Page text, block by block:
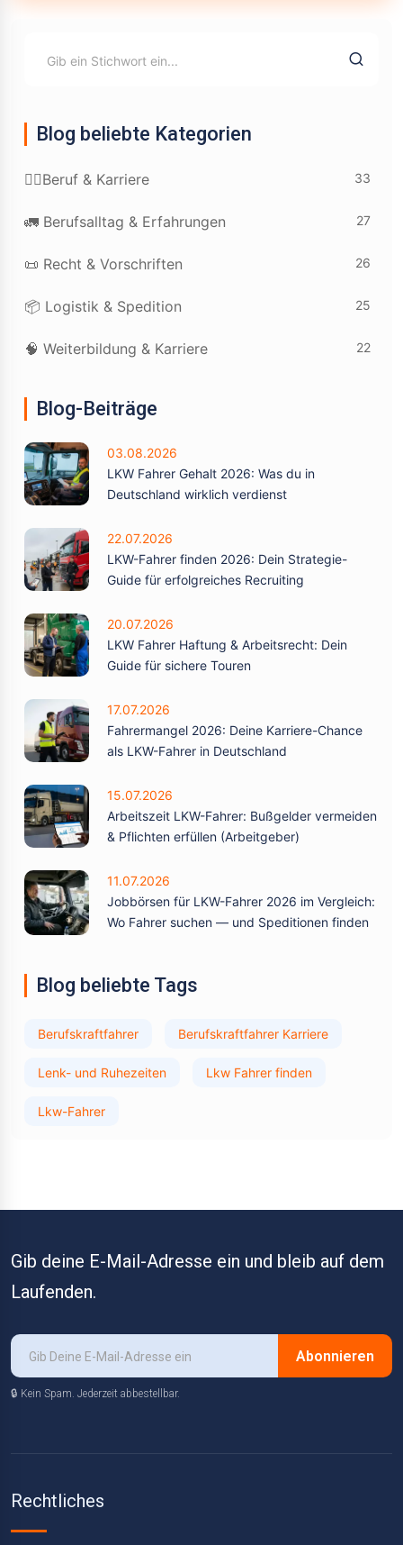
Blog beliebte Kategorien
👷‍♂️Beruf & Karriere 33
🚛 Berufsalltag & Erfahrungen 27
📜 Recht & Vorschriften 26
📦 Logistik & Spedition 25
🧠 Weiterbildung & Karriere 22
Blog-Beiträge
03.08.2026
LKW Fahrer Gehalt 2026: Was du in
Deutschland wirklich verdienst
22.07.2026
LKW-Fahrer finden 2026: Dein Strategie-
Guide für erfolgreiches Recruiting
20.07.2026
LKW Fahrer Haftung & Arbeitsrecht: Dein
Guide für sichere Touren
17.07.2026
Fahrermangel 2026: Deine Karriere-Chance
als LKW-Fahrer in Deutschland
15.07.2026
Arbeitszeit LKW-Fahrer: Bußgelder vermeiden
& Pflichten erfüllen (Arbeitgeber)
11.07.2026
Jobbörsen für LKW-Fahrer 2026 im Vergleich:
Wo Fahrer suchen — und Speditionen finden
Blog beliebte Tags
Berufskraftfahrer Berufskraftfahrer Karriere
Lenk- und Ruhezeiten Lkw Fahrer finden
Lkw-Fahrer
Gib deine E-Mail-Adresse ein und bleib auf dem
Laufenden.
Abonnieren
🔒 Kein Spam. Jederzeit abbestellbar.
Rechtliches